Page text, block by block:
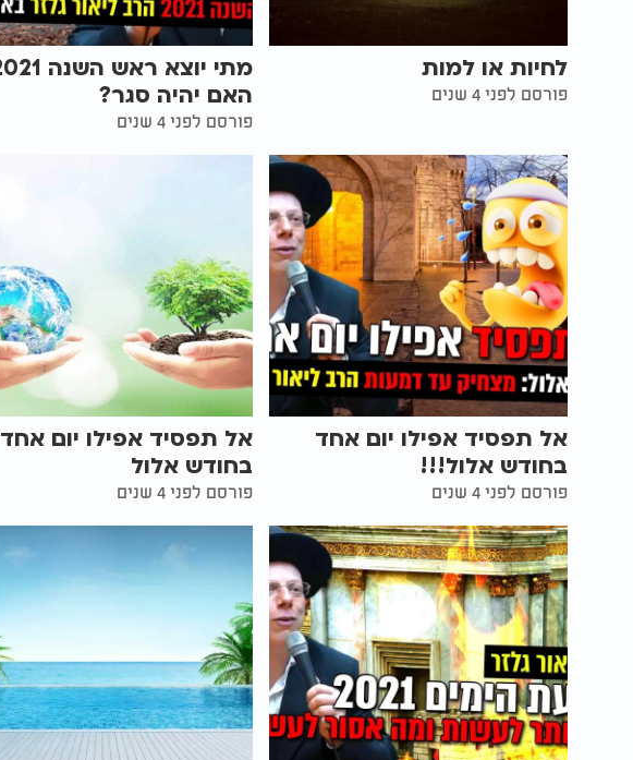
לחיות או למות
פורסם לפני 4 שנים
האם יהיה סגר?
פורסם לפני 4 שנים
אל תפסיד אפילו יום אחד
בחודש אלול!!!
פורסם לפני 4 שנים
אל תפסיד אפילו יום אחד
בחודש אלול
פורסם לפני 4 שנים